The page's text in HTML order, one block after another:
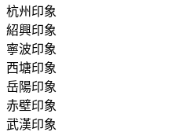
杭州印象
紹興印象
寧波印象
西塘印象
岳陽印象
赤壁印象
武漢印象